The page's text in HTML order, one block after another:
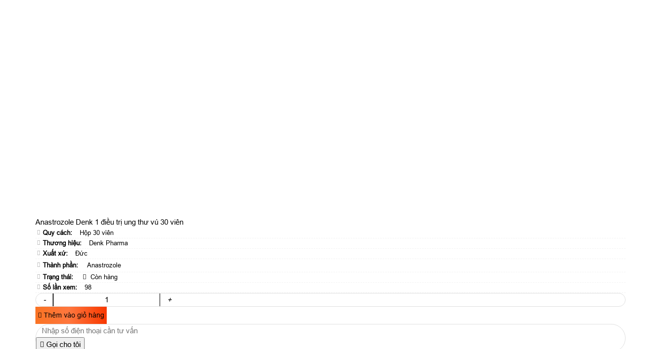
Anastrozole Denk 1 điều trị ung thư vú 30 viên
Quy cách:
Hộp 30 viên
Thương hiệu:
Denk Pharma
Xuất xứ:
Đức
Thành phần:
Anastrozole
Trạng thái:
Còn hàng
Số lần xem:
98
- +
Thêm vào giỏ hàng
Gọi cho tôi